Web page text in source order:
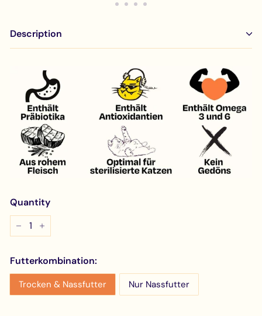
Description
Quantity
Futterkombination:
Trocken & Nassfutter Nur Nassfutter